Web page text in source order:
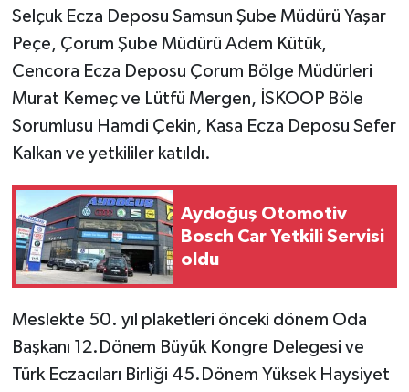
Selçuk Ecza Deposu Samsun Şube Müdürü Yaşar
Peçe, Çorum Şube Müdürü Adem Kütük,
Cencora Ecza Deposu Çorum Bölge Müdürleri
Murat Kemeç ve Lütfü Mergen, İSKOOP Böle
Sorumlusu Hamdi Çekin, Kasa Ecza Deposu Sefer
Kalkan ve yetkililer katıldı.
Aydoğuş Otomotiv
Bosch Car Yetkili Servisi
oldu
Meslekte 50. yıl plaketleri önceki dönem Oda
Başkanı 12.Dönem Büyük Kongre Delegesi ve
Türk Eczacıları Birliği 45.Dönem Yüksek Haysiyet